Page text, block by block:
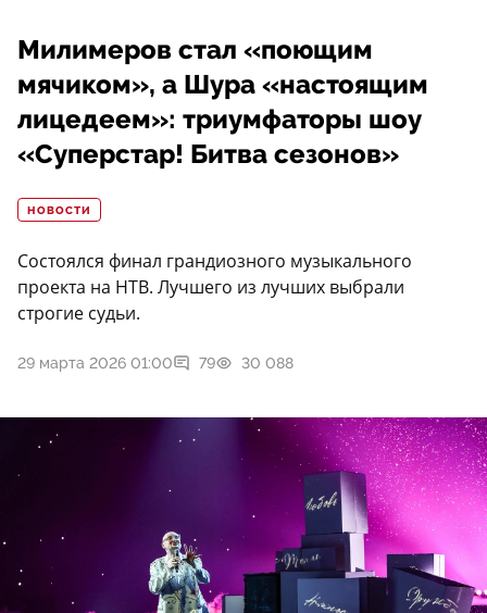
Милимеров стал «поющим
мячиком», а Шура «настоящим
лицедеем»: триумфаторы шоу
«Суперстар! Битва сезонов»
НОВОСТИ
Состоялся финал грандиозного музыкального
проекта на НТВ. Лучшего из лучших выбрали
строгие судьи.
29 марта 2026 01:00 79 30 088